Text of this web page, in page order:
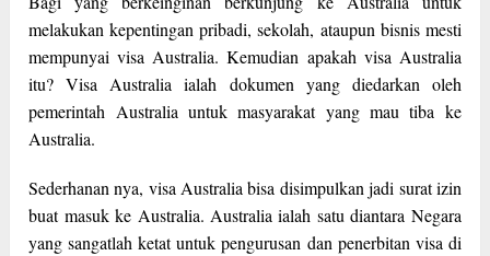
melakukan kepentingan pribadi, sekolah, ataupun bisnis mesti
mempunyai visa Australia. Kemudian apakah visa Australia
itu? Visa Australia ialah dokumen yang diedarkan oleh
pemerintah Australia untuk masyarakat yang mau tiba ke
Australia.
Sederhanan nya, visa Australia bisa disimpulkan jadi surat izin
buat masuk ke Australia. Australia ialah satu diantara Negara
yang sangatlah ketat untuk pengurusan dan penerbitan visa di